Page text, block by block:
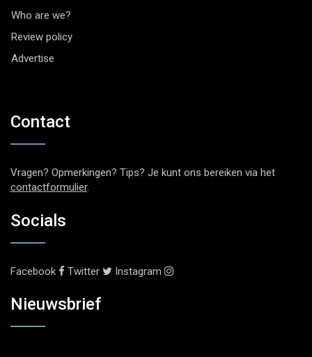
Who are we?
Review policy
Advertise
Contact
Vragen? Opmerkingen? Tips? Je kunt ons bereiken via het
contactformulier.
Socials
Facebook Twitter Instagram
Nieuwsbrief